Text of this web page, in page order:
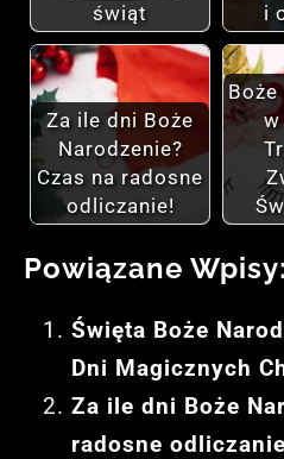
świąt
i
Za ile dni Boże
Narodzenie?
Czas na radosne
odliczanie!
Boże
w
Powiązane Wpisy:
Święta Boże
Dni Magicznych
Za ile dni Boże
radosne